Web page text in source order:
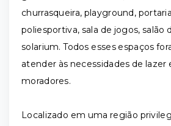
churrasqueira, playground,
poliesportiva, sala de jogos, salão
solarium. Todos esses espaços
atender às necessidades de lazer
moradores.
Localizado em uma região